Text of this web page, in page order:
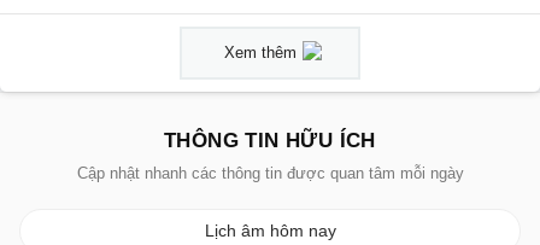
Xem thêm
THÔNG TIN HỮU ÍCH
Cập nhật nhanh các thông tin được quan tâm mỗi ngày
Lịch âm hôm nay